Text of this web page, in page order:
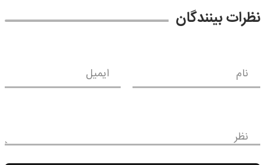
نظرات بینندگان
نام ایمیل
نظر